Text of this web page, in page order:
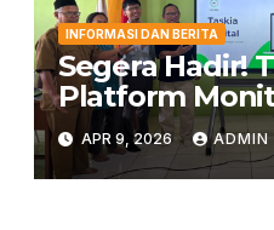
INFORMASI DAN BERITA
Segera Hadir!
Platform
Penghubung
dengan
APR 9, 2026 ADMIN